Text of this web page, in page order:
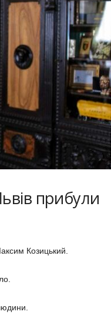
прибули
Козицький.